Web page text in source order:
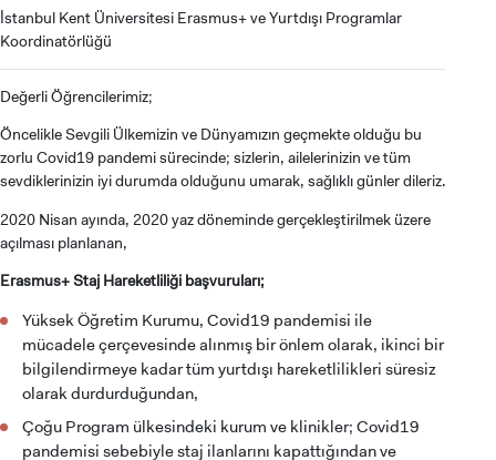
İstanbul Kent Üniversitesi Erasmus+ ve Yurtdışı Programlar
Koordinatörlüğü
Değerli Öğrencilerimiz;
Öncelikle Sevgili Ülkemizin ve Dünyamızın geçmekte olduğu bu
zorlu Covid19 pandemi sürecinde; sizlerin, ailelerinizin ve tüm
sevdiklerinizin iyi durumda olduğunu umarak, sağlıklı günler dileriz.
2020 Nisan ayında, 2020 yaz döneminde gerçekleştirilmek üzere
açılması planlanan,
Erasmus+ Staj Hareketliliği başvuruları;
Yüksek Öğretim Kurumu, Covid19 pandemisi ile
mücadele çerçevesinde alınmış bir önlem olarak, ikinci bir
bilgilendirmeye kadar tüm yurtdışı hareketlilikleri süresiz
olarak durdurduğundan,
Çoğu Program ülkesindeki kurum ve klinikler; Covid19
pandemisi sebebiyle staj ilanlarını kapattığından ve